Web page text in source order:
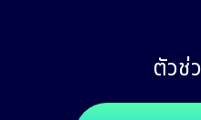
ตัวช่